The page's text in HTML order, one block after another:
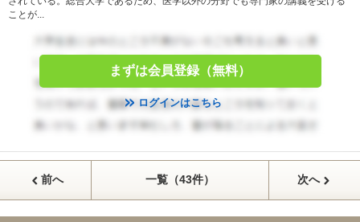
ことが...
まずは会員登録（無料）
ログインはこちら
前へ 一覧（43件） 次へ